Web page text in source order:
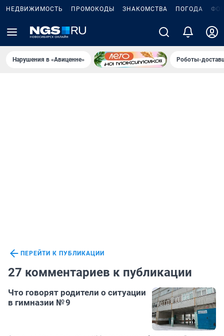
НЕДВИЖИМОСТЬ ПРОМОКОДЫ ЗНАКОМСТВА ПОГОДА
Нарушения в «Авиценне» Роботы-
ПЕРЕЙТИ К ПУБЛИКАЦИИ
27 комментариев к публикации
Что говорят родители о ситуации
в гимназии № 9